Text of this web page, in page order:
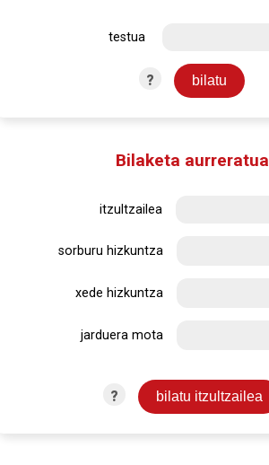
testua
?
Bilaketa aurreratua
itzultzailea
sorburu hizkuntza
xede hizkuntza
jarduera mota
?